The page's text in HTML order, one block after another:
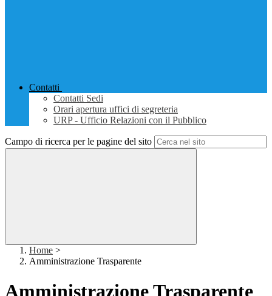
Contatti
Contatti Sedi
Orari apertura uffici di segreteria
URP - Ufficio Relazioni con il Pubblico
Campo di ricerca per le pagine del sito
Home >
Amministrazione Trasparente
Amministrazione Trasparente